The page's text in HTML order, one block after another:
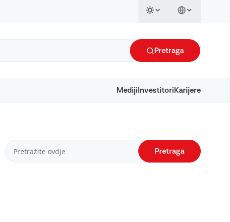
Pretraga
Mediji Investitori Karijere
Pretraga